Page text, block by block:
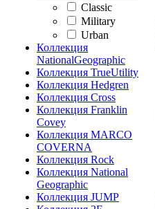
Classic
Military
Urban
Коллекция
NationalGeographic
Коллекция TrueUtility
Коллекция Hedgren
Коллекция Cross
Коллекция Franklin
Covey
Коллекция MARCO
COVERNA
Коллекция Rock
Коллекция National
Geographic
Коллекция JUMP